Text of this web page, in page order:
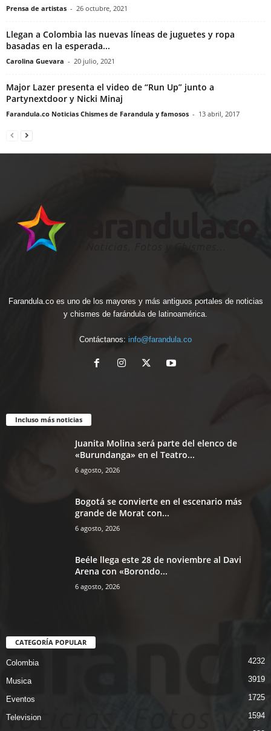
Prensa de artistas - 26 octubre, 2021
Llegan a Colombia las nuevas líneas de juguetes y ropa
basadas en la esperada...
Carolina Guevara - 20 julio, 2021
Major Lazer presenta el video de “Run Up” junto a
Partynextdoor y Nicki Minaj
Farandula.co Noticias Chismes de Farandula y famosos - 13 abril, 2017
Farandula.co es uno de los mayores y más antiguos portales de noticias
y chismes de farándula de latinoamérica.
Contáctanos: info@farandula.co
Incluso más noticias
Juanita Molina será parte del elenco de
«Burundanga» en el Teatro...
6 agosto, 2026
Bogotá se convierte en el escenario más
grande de Morat con...
6 agosto, 2026
Beéle llega este 28 de noviembre al Davi
Arena con «Borondo...
6 agosto, 2026
CATEGORÍA POPULAR
Colombia 4232
Musica 3919
Eventos 1725
Television 1594